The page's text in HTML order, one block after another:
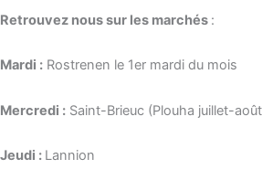
Retrouvez nous sur les marchés :
Mardi : Rostrenen le 1er mardi du mois
Mercredi : Saint-Brieuc (Plouha juillet-
Jeudi : Lannion